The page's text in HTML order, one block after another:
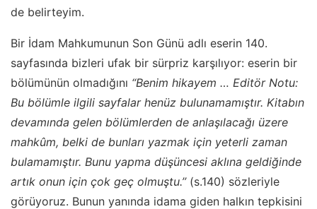
de belirteyim.
Bir İdam Mahkumunun Son Günü adlı eserin 140.
sayfasında bizleri ufak bir sürpriz karşılıyor: eserin bir
bölümünün olmadığını “Benim hikayem … Editör Notu:
Bu bölümle ilgili sayfalar henüz bulunamamıştır. Kitabın
devamında gelen bölümlerden de anlaşılacağı üzere
mahkûm, belki de bunları yazmak için yeterli zaman
bulamamıştır. Bunu yapma düşüncesi aklına geldiğinde
artık onun için çok geç olmuştu.’’(s.140) sözleriyle
görüyoruz. Bunun yanında idama giden halkın tepkisini